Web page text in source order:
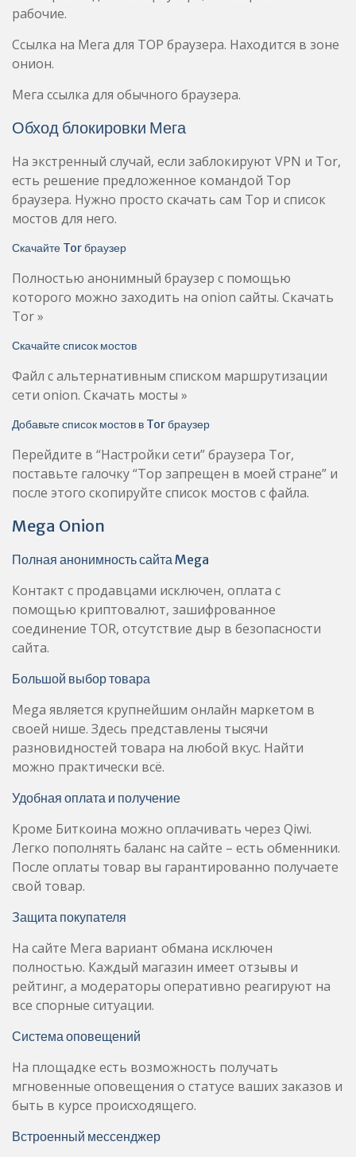
рабочие.
Ссылка на Мега для ТОР браузера. Находится в зоне
онион.
Мега ссылка для обычного браузера.
Обход блокировки Мега
На экстренный случай, если заблокируют VPN и Tor,
есть решение предложенное командой Тор
браузера. Нужно просто скачать сам Тор и список
мостов для него.
Скачайте Tor браузер
Полностью анонимный браузер с помощью
которого можно заходить на onion сайты. Скачать
Tor »
Скачайте список мостов
Файл с альтернативным списком маршрутизации
сети onion. Скачать мосты »
Добавьте список мостов в Tor браузер
Перейдите в “Настройки сети” браузера Tor,
поставьте галочку “Тор запрещен в моей стране” и
после этого скопируйте список мостов с файла.
Mega Onion
Полная анонимность сайта Mega
Контакт с продавцами исключен, оплата с
помощью криптовалют, зашифрованное
соединение TOR, отсутствие дыр в безопасности
сайта.
Большой выбор товара
Mega является крупнейшим онлайн маркетом в
своей нише. Здесь представлены тысячи
разновидностей товара на любой вкус. Найти
можно практически всё.
Удобная оплата и получение
Кроме Биткоина можно оплачивать через Qiwi.
Легко пополнять баланс на сайте – есть обменники.
После оплаты товар вы гарантированно получаете
свой товар.
Защита покупателя
На сайте Мега вариант обмана исключен
полностью. Каждый магазин имеет отзывы и
рейтинг, а модераторы оперативно реагируют на
все спорные ситуации.
Система оповещений
На площадке есть возможность получать
мгновенные оповещения о статусе ваших заказов и
быть в курсе происходящего.
Встроенный мессенджер